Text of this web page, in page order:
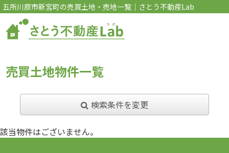
五所川原市新宮町の売買土地・売地一覧｜さとう不動産Lab
売買土地物件一覧
検索条件を変更
該当物件はございません。